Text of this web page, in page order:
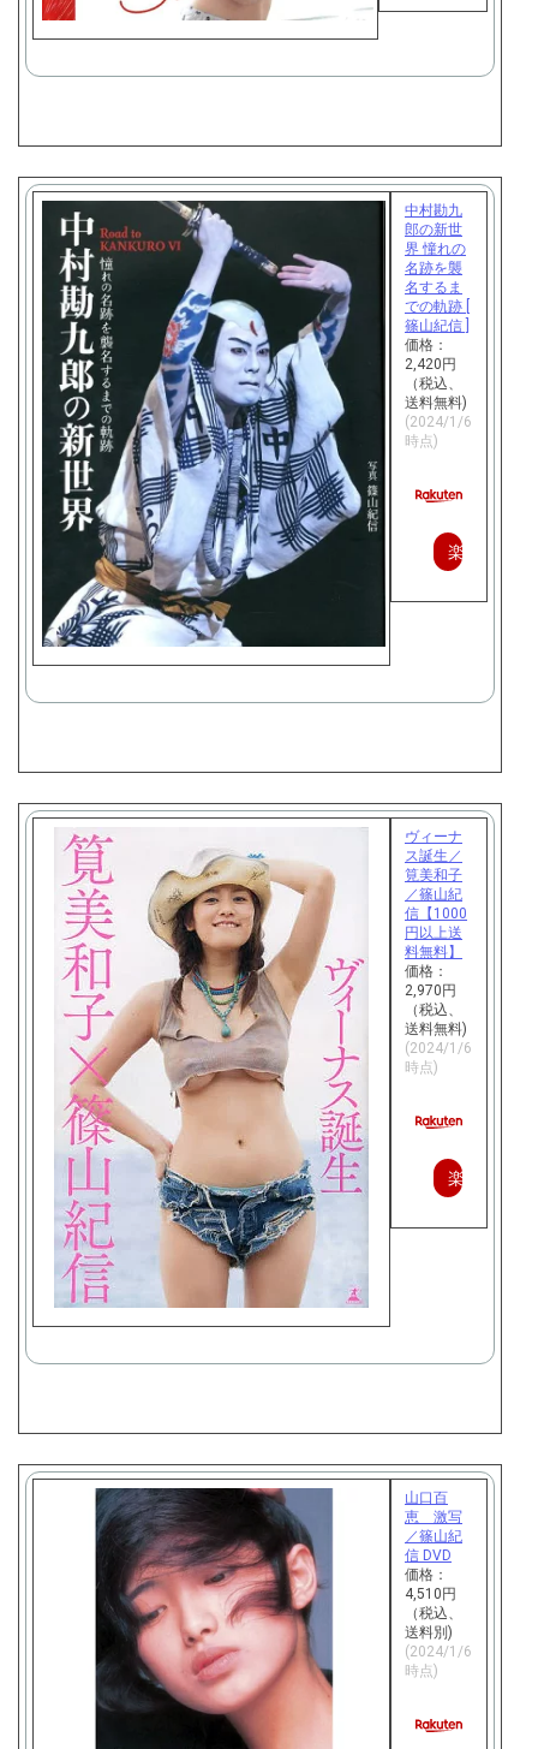
購
中村勘九
郎の新世
界 憧れの
名跡を襲
名するま
での軌跡 [
篠山紀信 ]
価格：
2,420円
（税込、
送料無料)
(2024/1/6
時点)
楽
入
ヴィーナ
ス誕生／
筧美和子
／篠山紀
信【1000
円以上送
料無料】
価格：
2,970円
（税込、
送料無料)
(2024/1/6
時点)
楽
山口百
恵 激写
／篠山紀
信 DVD
価格：
4,510円
（税込、
送料別)
(2024/1/6
時点)